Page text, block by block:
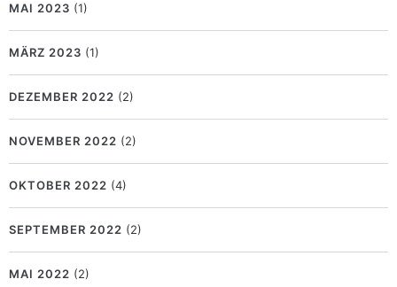
MAI 2023 (1)
MÄRZ 2023 (1)
DEZEMBER 2022 (2)
NOVEMBER 2022 (2)
OKTOBER 2022 (4)
SEPTEMBER 2022 (2)
MAI 2022 (2)